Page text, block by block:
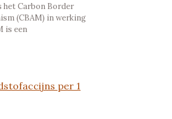
het Carbon Border
(CBAM) in werking
is een
per 1